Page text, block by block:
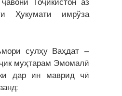
Ҳукумати имрўза
сулҳу Ваҳдат –
муҳтарам Эмомалӣ
дар ин маврид чӣ